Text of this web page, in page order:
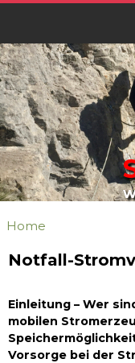
Home
Notfall-
Einleitung – Wer
mobilen
Vorsorge bei der